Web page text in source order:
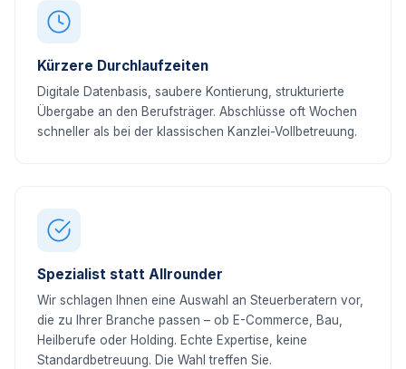
Kürzere Durchlaufzeiten
Digitale Datenbasis, saubere Kontierung, strukturierte
Übergabe an den Berufsträger. Abschlüsse oft Wochen
schneller als bei der klassischen Kanzlei-Vollbetreuung.
Spezialist statt Allrounder
Wir schlagen Ihnen eine Auswahl an Steuerberatern vor,
die zu Ihrer Branche passen – ob E-Commerce, Bau,
Heilberufe oder Holding. Echte Expertise, keine
Standardbetreuung. Die Wahl treffen Sie.